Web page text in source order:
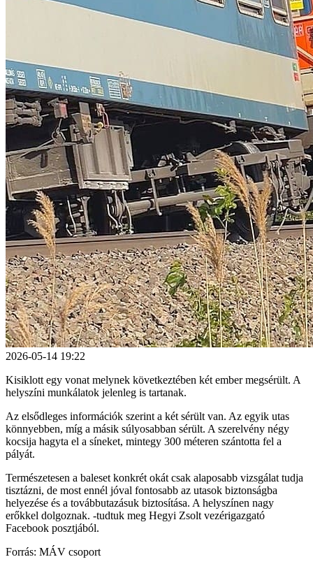
2026-05-14 19:22
Kisiklott egy vonat melynek következtében két ember megsérült. A
helyszíni munkálatok jelenleg is tartanak.
Az elsődleges információk szerint a két sérült van. Az egyik utas
könnyebben, míg a másik súlyosabban sérült. A szerelvény négy
kocsija hagyta el a síneket, mintegy 300 méteren szántotta fel a
pályát.
Természetesen a baleset konkrét okát csak alaposabb vizsgálat tudja
tisztázni, de most ennél jóval fontosabb az utasok biztonságba
helyezése és a továbbutazásuk biztosítása. A helyszínen nagy
erőkkel dolgoznak. -tudtuk meg Hegyi Zsolt vezérigazgató
Facebook posztjából.
Forrás: MÁV csoport